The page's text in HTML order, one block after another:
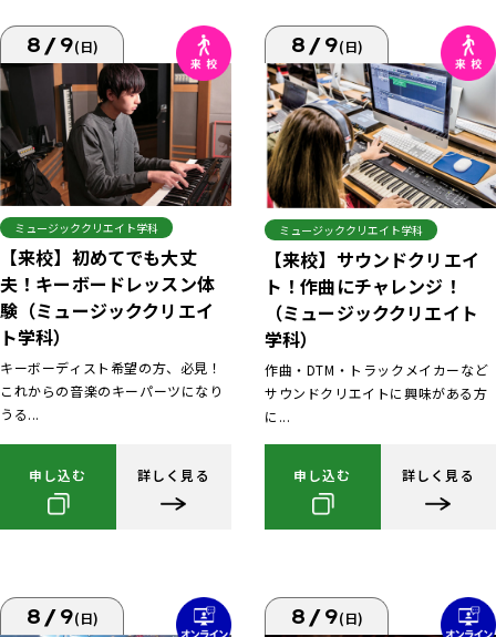
8/9(日)
ミュージッククリエイト学科
【来校】初めてでも大丈
夫！キーボードレッスン体
験（ミュージッククリエイ
ト学科）
キーボーディスト希望の方、必見！
これからの音楽のキーパーツになり
うる...
申し込む 詳しく見る
8/9(日)
ミュージッククリエイト学科
【来校】サウンドクリエイ
ト！作曲にチャレンジ！
（ミュージッククリエイト
学科）
作曲・DTM・トラックメイカーなど
サウンドクリエイトに興味がある方
に...
申し込む 詳しく見る
8/9(日) 8/9(日)